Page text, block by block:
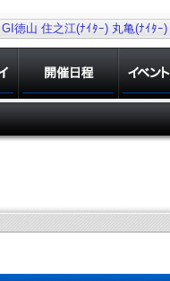
GI徳山 住之江(ﾅｲﾀｰ) 丸亀(ﾅｲﾀｰ)